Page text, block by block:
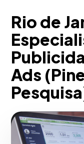
Rio de
Ads
Com a nossa
o consumidor